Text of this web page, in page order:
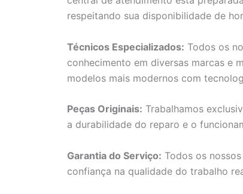
respeitando sua disponibilidade de
Técnicos Especializados: Todos os
conhecimento em diversas marcas e
modelos mais modernos com
Peças Originais: Trabalhamos
a durabilidade do reparo e o
Garantia do Serviço: Todos os
confiança na qualidade do trabalho